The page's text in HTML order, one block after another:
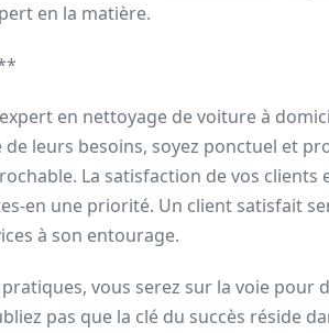
en la matière.
en nettoyage de voiture à
de leurs besoins, soyez ponctuel et
La satisfaction de vos
en une priorité. Un client satisfait
à son entourage.
vous serez sur la voie
pas que la clé du succès réside